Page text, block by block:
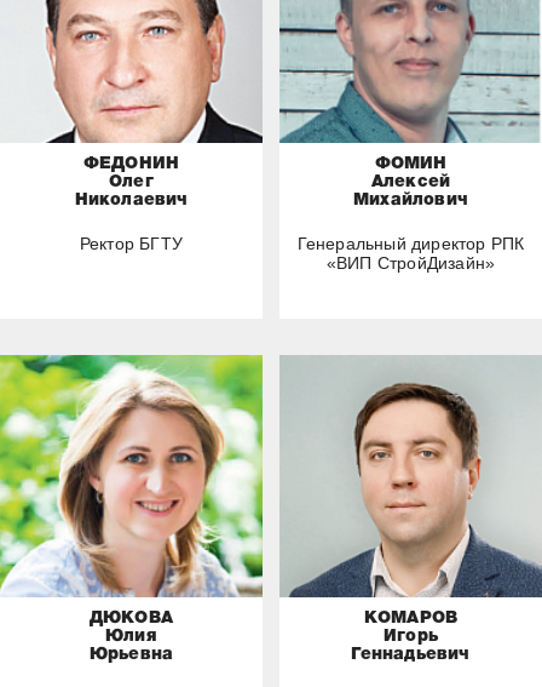
ФЕДОНИН
Олег
Николаевич
Ректор БГТУ
ФОМИН
Алексей
Михайлович
Генеральный директор РПК
«ВИП СтройДизайн»
ДЮКОВА
Юлия
Юрьевна
КОМАРОВ
Игорь
Геннадьевич